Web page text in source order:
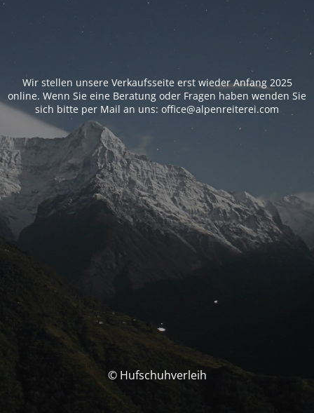
Wir stellen unsere Verkaufsseite erst wieder Anfang 2025
online. Wenn Sie eine Beratung oder Fragen haben wenden Sie
sich bitte per Mail an uns: office@alpenreiterei.com
© Hufschuhverleih